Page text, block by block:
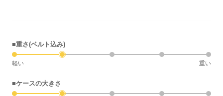
■重さ(ベルト込み)
軽い 重い
■ケースの大きさ